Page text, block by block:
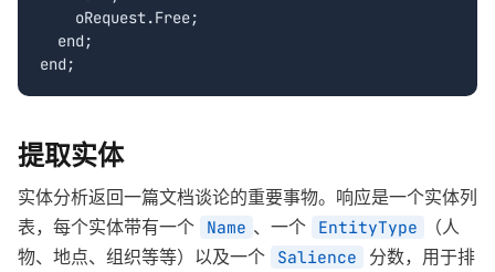
    oRequest.Free;
  end;
end;
提取实体
实体分析返回一篇文档谈论的重要事物。响应是一个实体列
表，每个实体带有一个
Name 、一个 EntityType
（人
物、地点、组织等等）以及一个
Salience
分数，用于排